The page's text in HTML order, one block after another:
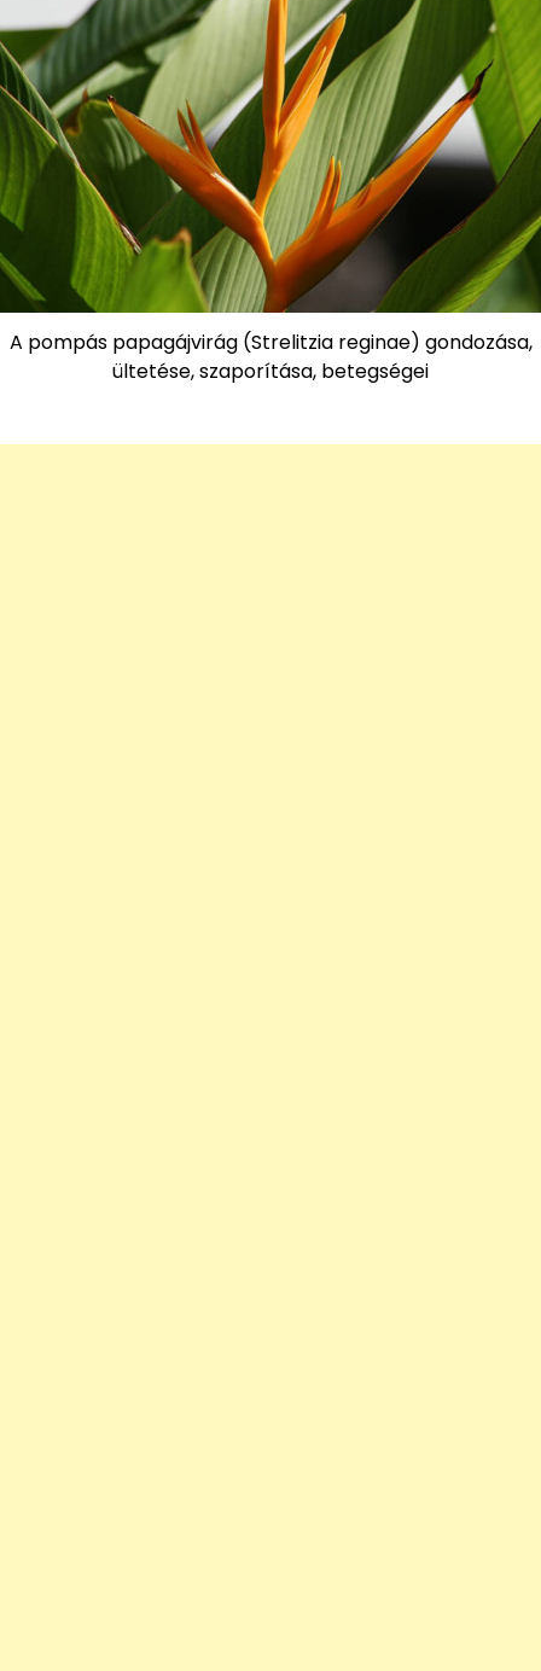
A pompás papagájvirág (Strelitzia reginae) gondozása,
ültetése, szaporítása, betegségei